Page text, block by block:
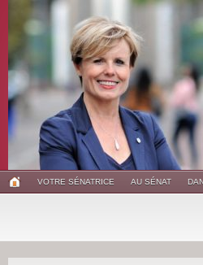
VOTRE SÉNATRICE AU SÉNAT